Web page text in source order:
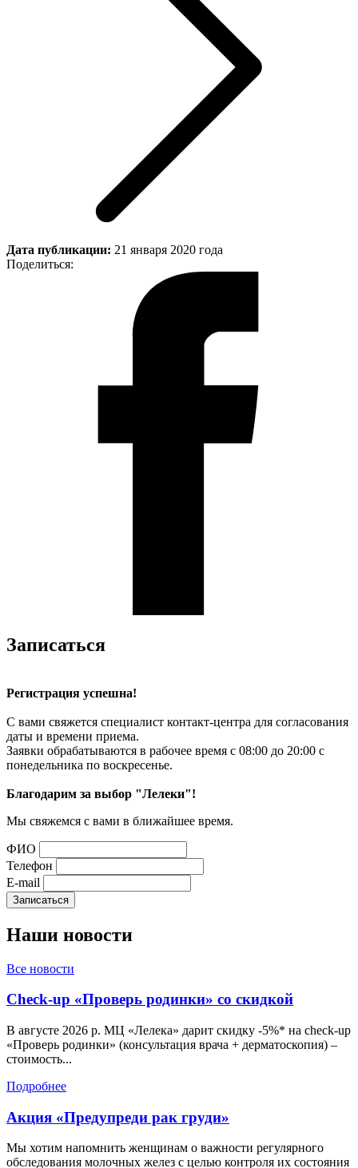
Дата публикации: 21 января 2020 года
Поделиться:
Записаться
Регистрация успешна!
С вами свяжется специалист контакт-центра для согласования
даты и времени приема.
Заявки обрабатываются в рабочее время с 08:00 до 20:00 с
понедельника по воскресенье.
Благодарим за выбор "Лелеки"!
Мы свяжемся с вами в ближайшее время.
ФИО
Телефон
E-mail
Наши новости
Все новости
Check-up «Проверь родинки» со скидкой
В августе 2026 р. МЦ «Лелека» дарит скидку -5%* на check-up
«Проверь родинки» (консультация врача + дерматоскопия) –
стоимость...
Подробнее
Акция «Предупреди рак груди»
Мы хотим напомнить женщинам о важности регулярного
обследования молочных желез с целью контроля их состояния